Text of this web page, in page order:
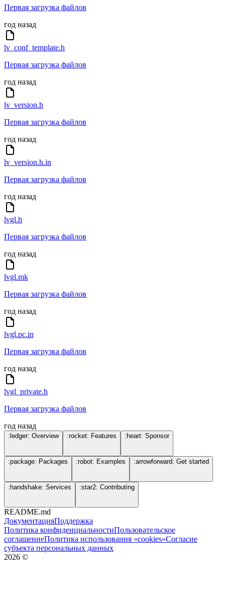
Первая загрузка файлов
год назад
lv_conf_template.h
Первая загрузка файлов
год назад
lv_version.h
Первая загрузка файлов
год назад
lv_version.h.in
Первая загрузка файлов
год назад
lvgl.h
Первая загрузка файлов
год назад
lvgl.mk
Первая загрузка файлов
год назад
lvgl.pc.in
Первая загрузка файлов
год назад
lvgl_private.h
Первая загрузка файлов
год назад
:ledger: Overview :rocket: Features :heart: Sponsor
:package: Packages :robot: Examples :arrowforward: Get started
:handshake: Services :star2: Contributing
README.md
ДокументацияПоддержка
Политика конфиденциальностиПользовательское
соглашениеПолитика использования «cookies»Согласие
субъекта персональных данных
2026 ©